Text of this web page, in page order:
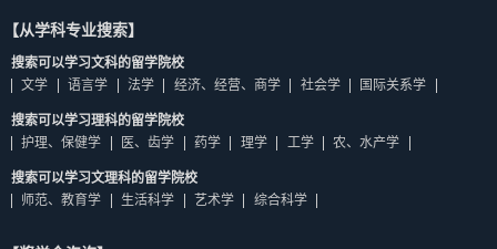
【从学科专业搜索】
搜索可以学习文科的留学院校
文学
语言学 法学 经济、经营、商学 社会学 国际关系学
搜索可以学习理科的留学院校
护理、保健学
医、齿学 药学 理学 工学 农、水产学
搜索可以学习文理科的留学院校
师范、教育学
生活科学 艺术学 综合科学